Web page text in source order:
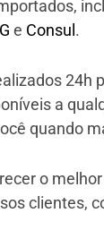
e Consul .
24h
a
quando
o
clientes,